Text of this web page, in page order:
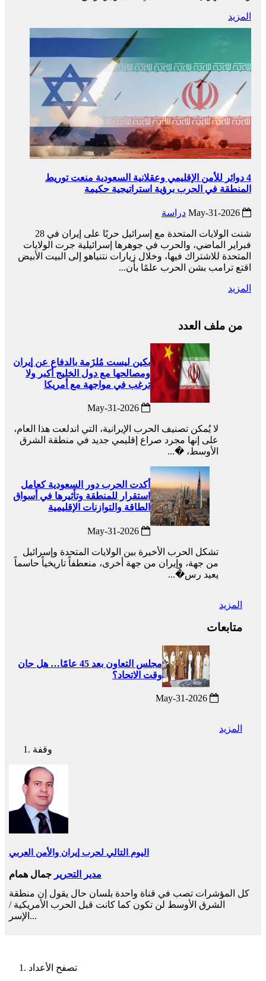
المزيد
4 دوائر للأمن الإقليمي وعقلانية السعودية منعت توريط
المنطقة في الحرب برؤية استراتيجية حكيمة
دراسة
شنت الولايات المتحدة مع إسرائيل حربًا على إيران في 28
فبراير الماضي، والحرب في جوهرها إسرائيلية جرت الولايات
المتحدة للاشتراك فيها، وخلال زيارات نتنياهو إلى البيت الأبيض
اقتع ترامب بشن الحرب علمًا بأن...
المزيد
من ملف العدد
بكين ليست مُلزَمة بالدفاع عن إيران
ومصالحها مع دول الخليج أكبر ولا
ترغب في مواجهة مع أمريكا
لا يُمكن تصنيف الحرب الإيرانية، التي اندلعت هذا العام،
على إنها مجرد صراع إقليمي جديد في منطقة الشرق
الأوسط، �...
أكدت الحرب دور السعودية كعامل
استقرار للمنطقة وتأثيرها في أسواق
الطاقة والتوازنات الإقليمية
تشكل الحرب الأخيرة بين الولايات المتحدة وإسرائيل
من جهة، وإيران من جهة أخرى، منعطفاً تاريخياً حاسماً
يعيد رس�...
المزيد
متابعات
مجلس التعاون بعد 45 عامًا… هل حان
وقت الاتحاد؟
المزيد
وقفة
اليوم التالي لحرب إيران والأمن العربي
مدير التحرير جمال همام
كل المؤشرات تصب في قناة واحدة بلسان حال يقول إن منطقة
الشرق الأوسط لن تكون كما كانت قبل الحرب الأمريكية /
الإسر...
تصفح الأعداد